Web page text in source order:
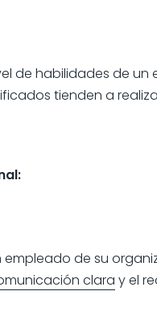
de habilidades de
tienden a
de su
clara y el